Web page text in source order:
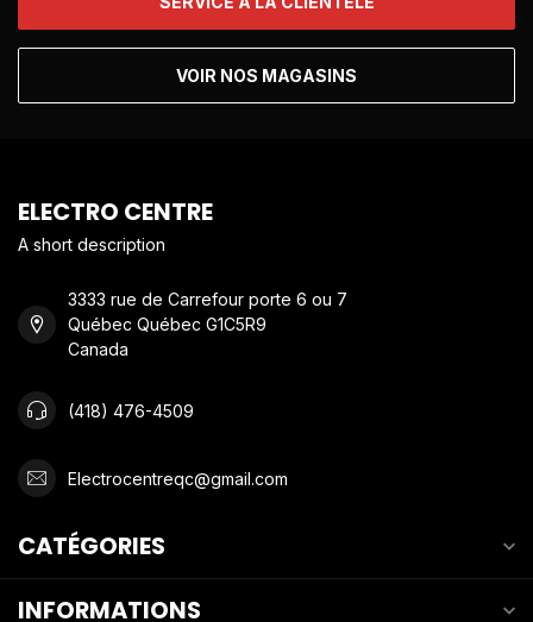
VOIR NOS MAGASINS
ELECTRO CENTRE
A short description
3333 rue de Carrefour porte 6 ou 7
Québec Québec G1C5R9
Canada
(418) 476-4509
Electrocentreqc@gmail.com
CATÉGORIES
INFORMATIONS